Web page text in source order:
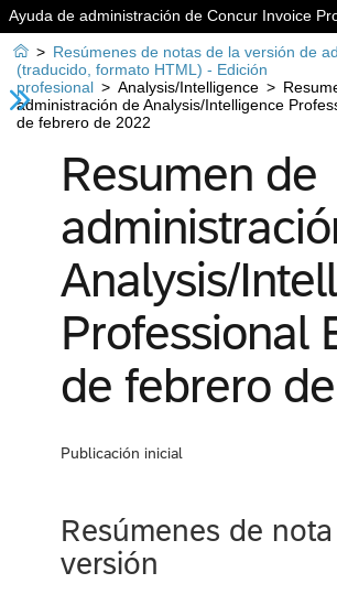
Ayuda de administración de Concur Invoice
 > Resúmenes de notas de la versión de
(traducido, formato HTML) - Edición
profesional > Analysis/Intelligence >
administración de Analysis/Intelligence
de febrero de 2022
Resumen de
Analysis/
Professional
de febrero
Publicación inicial
Resúmenes de
versión